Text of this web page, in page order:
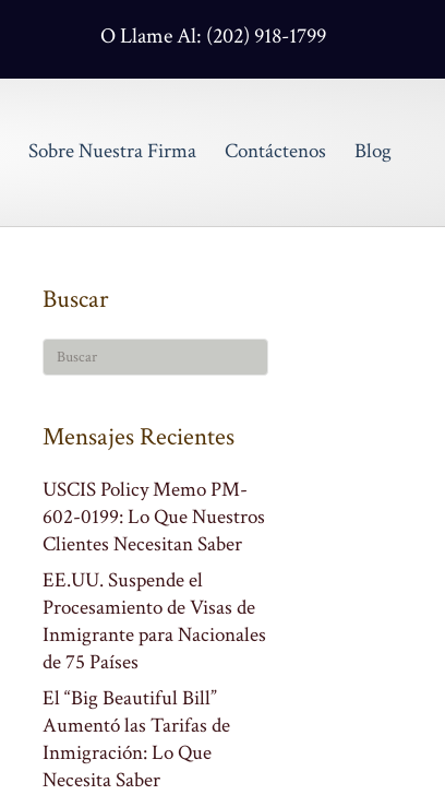
O Llame Al: (202) 918-1799
Sobre Nuestra Firma Contáctenos Blog
Buscar
Mensajes Recientes
USCIS Policy Memo PM-
602-0199: Lo Que Nuestros
Clientes Necesitan Saber
EE.UU. Suspende el
Procesamiento de Visas de
Inmigrante para Nacionales
de 75 Países
El “Big Beautiful Bill”
Aumentó las Tarifas de
Inmigración: Lo Que
Necesita Saber